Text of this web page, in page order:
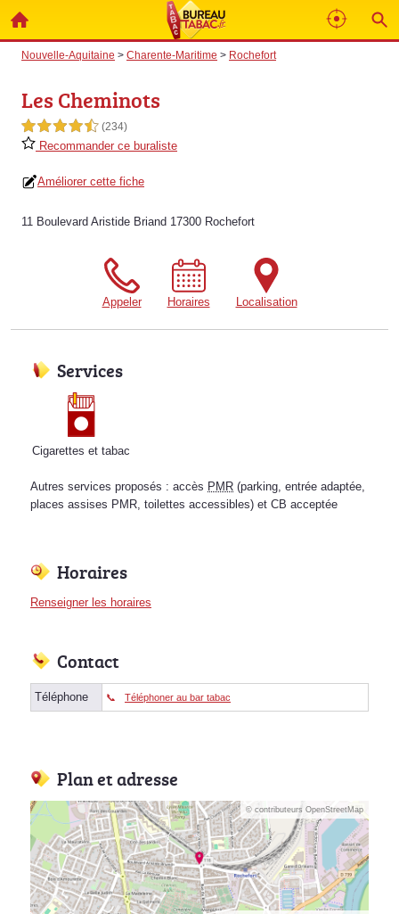
Nouvelle-Aquitaine > Charente-Maritime > Rochefort
Les Cheminots
4,5 étoiles sur 5 (234)
Recommander ce buraliste
Améliorer cette fiche
11 Boulevard Aristide Briand 17300 Rochefort
Appeler Horaires Localisation
Services
Cigarettes et tabac
Autres services proposés : accès PMR (parking, entrée adaptée,
places assises PMR, toilettes accessibles) et CB acceptée
Horaires
Renseigner les horaires
Contact
Téléphone Téléphoner au bar tabac
Plan et adresse
© contributeurs OpenStreetMap